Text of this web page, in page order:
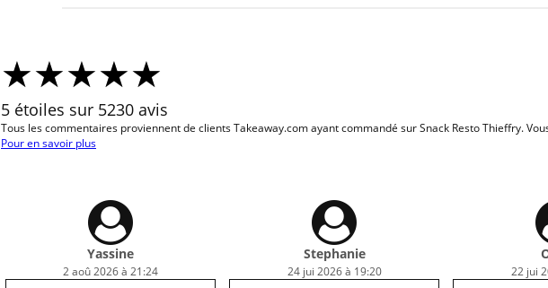
5 étoiles sur 5230 avis
Tous les commentaires proviennent de clients Takeaway.com ayant commandé sur Snack Resto Thieffry.
Pour en savoir plus
Yassine
2 aoû 2026 à 21:24
Stephanie
24 jui 2026 à 19:20 22 jui